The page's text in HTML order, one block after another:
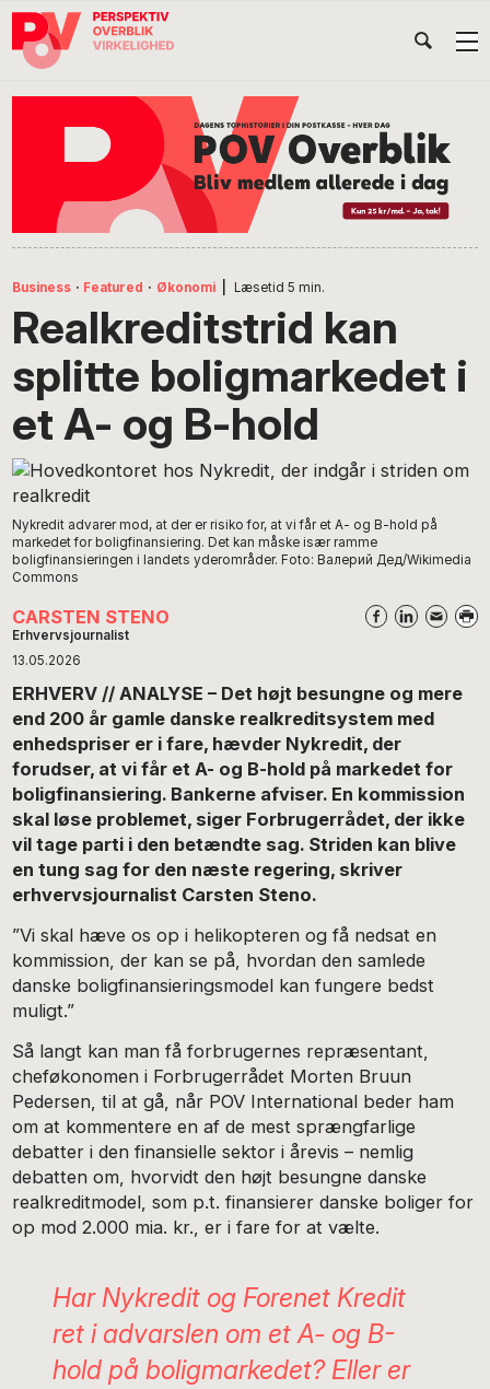
Gå
direkte
Skip
indhold
Gå
direkte
Business · Featured · Økonomi Læsetid 5 min.
Realkreditstrid kan
splitte boligmarkedet i
et A- og B-hold
Nykredit advarer mod, at der er risiko for, at vi får et A- og B-hold på
markedet for boligfinansiering. Det kan måske især ramme
boligfinansieringen i landets yderområder. Foto: Валерий Дед/Wikimedia
Commons
CARSTEN STENO
Erhvervsjournalist
13.05.2026
ERHVERV // ANALYSE – Det højt besungne og mere
end 200 år gamle danske realkreditsystem med
enhedspriser er i fare, hævder Nykredit, der
forudser, at vi får et A- og B-hold på markedet for
boligfinansiering. Bankerne afviser. En kommission
skal løse problemet, siger Forbrugerrådet, der ikke
vil tage parti i den betændte sag. Striden kan blive
en tung sag for den næste regering, skriver
erhvervsjournalist Carsten Steno.
”Vi skal hæve os op i helikopteren og få nedsat en
kommission, der kan se på, hvordan den samlede
danske boligfinansieringsmodel kan fungere bedst
muligt.”
Så langt kan man få forbrugernes repræsentant,
cheføkonomen i Forbrugerrådet Morten Bruun
Pedersen, til at gå, når POV International beder ham
om at kommentere en af de mest sprængfarlige
debatter i den finansielle sektor i årevis – nemlig
debatten om, hvorvidt den højt besungne danske
realkreditmodel, som p.t. finansierer danske boliger for
op mod 2.000 mia. kr., er i fare for at vælte.
Har Nykredit og Forenet Kredit
ret i advarslen om et A- og B-
hold på boligmarkedet? Eller er